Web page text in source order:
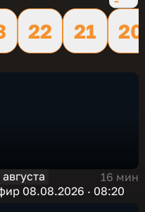
22 21
20
августа
16 мин
08.08.2026 · 08:20